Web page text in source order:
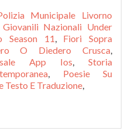
Municipale Livorno
Giovanili Nazionali Under
Season 11, Fiori Sopra
O Diedero Crusca,
App Ios, Storia
, Poesie Su
Testo E Traduzione,